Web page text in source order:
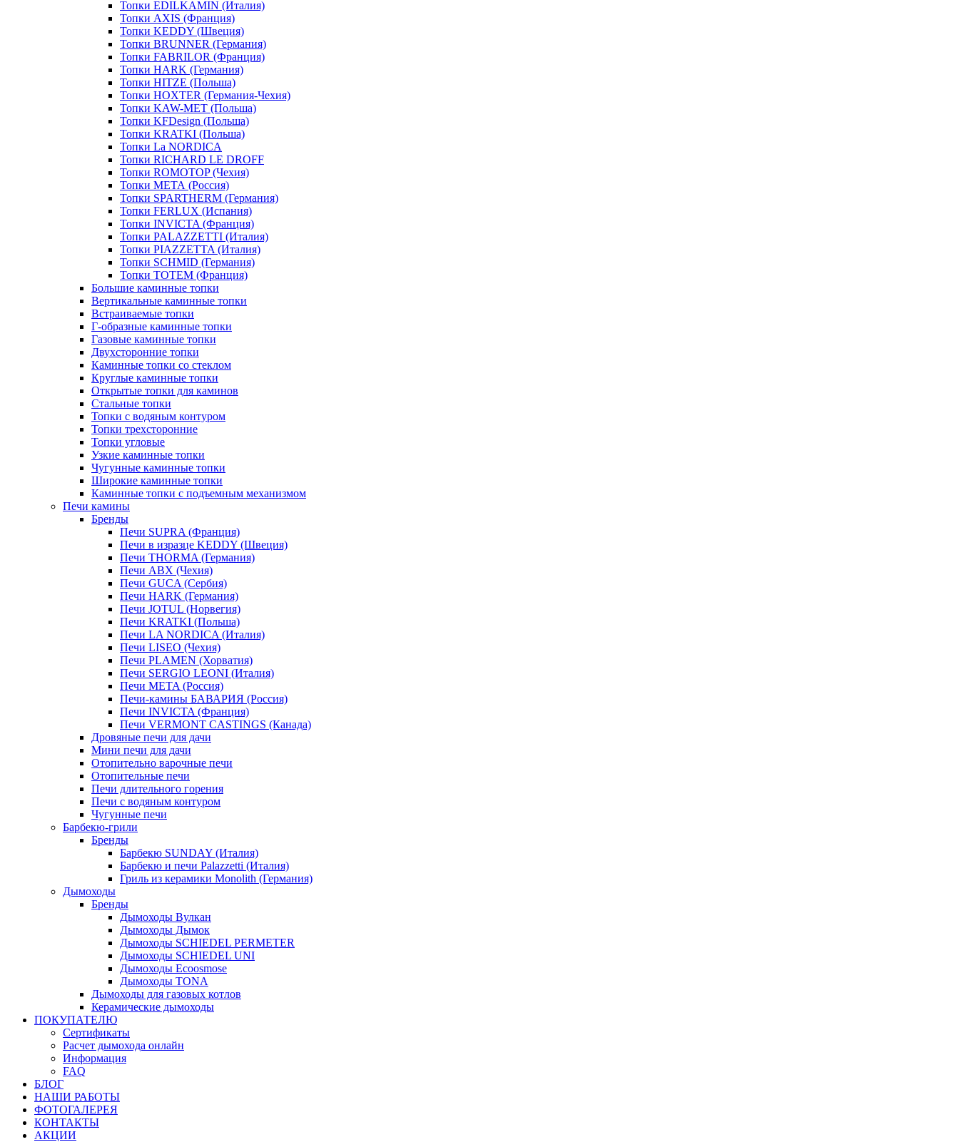
Топки EDILKAMIN (Италия)
Топки AXIS (Франция)
Топки KEDDY (Швеция)
Топки BRUNNER (Германия)
Топки FABRILOR (Франция)
Топки HARK (Германия)
Топки HITZE (Польша)
Топки HOXTER (Германия-Чехия)
Топки KAW-MET (Польша)
Топки KFDesign (Польша)
Топки KRATKI (Польша)
Топки La NORDICA
Топки RICHARD LE DROFF
Топки ROMOTOP (Чехия)
Топки МЕТА (Россия)
Топки SPARTHERM (Германия)
Топки FERLUX (Испания)
Топки INVICTA (Франция)
Топки PALAZZETTI (Италия)
Топки PIAZZETTA (Италия)
Топки SCHMID (Германия)
Топки TOTEM (Франция)
Большие каминные топки
Вертикальные каминные топки
Встраиваемые топки
Г-образные каминные топки
Газовые каминные топки
Двухсторонние топки
Каминные топки со стеклом
Круглые каминные топки
Открытые топки для каминов
Стальные топки
Топки с водяным контуром
Топки трехсторонние
Топки угловые
Узкие каминные топки
Чугунные каминные топки
Широкие каминные топки
Каминные топки с подъемным механизмом
Печи камины
Бренды
Печи SUPRA (Франция)
Печи в изразце KEDDY (Швеция)
Печи THORMA (Германия)
Печи ABX (Чехия)
Печи GUCA (Сербия)
Печи HARK (Германия)
Печи JOTUL (Норвегия)
Печи KRATKI (Польша)
Печи LA NORDICA (Италия)
Печи LISEO (Чехия)
Печи PLAMEN (Хорватия)
Печи SERGIO LEONI (Италия)
Печи META (Россия)
Печи-камины БАВАРИЯ (Россия)
Печи INVICTA (Франция)
Печи VERMONT CASTINGS (Канада)
Дровяные печи для дачи
Мини печи для дачи
Отопительно варочные печи
Отопительные печи
Печи длительного горения
Печи с водяным контуром
Чугунные печи
Барбекю-грили
Бренды
Барбекю SUNDAY (Италия)
Барбекю и печи Palazzetti (Италия)
Гриль из керамики Monolith (Германия)
Дымоходы
Бренды
Дымоходы Вулкан
Дымоходы Дымок
Дымоходы SCHIEDEL PERMETER
Дымоходы SCHIEDEL UNI
Дымоходы Ecoosmose
Дымоходы TONA
Дымоходы для газовых котлов
Керамические дымоходы
ПОКУПАТЕЛЮ
Сертификаты
Расчет дымохода онлайн
Информация
FAQ
БЛОГ
НАШИ РАБОТЫ
ФОТОГАЛЕРЕЯ
КОНТАКТЫ
АКЦИИ